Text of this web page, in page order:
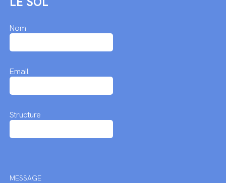
Nom
Email
Structure
MESSAGE